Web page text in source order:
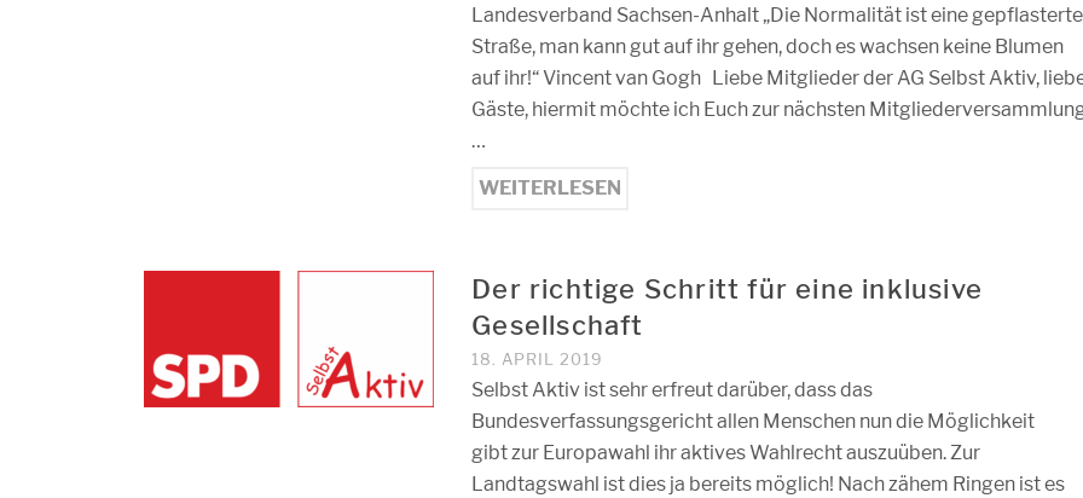
Landesverband Sachsen-Anhalt „Die Normalität ist eine gepflasterte
Straße, man kann gut auf ihr gehen, doch es wachsen keine Blumen
auf ihr!“ Vincent van Gogh Liebe Mitglieder der AG Selbst Aktiv,
Gäste, hiermit möchte ich Euch zur nächsten
…
WEITERLESEN
Der richtige Schritt für eine inklusive
Gesellschaft
18. APRIL 2019
Selbst Aktiv ist sehr erfreut darüber, dass das
Bundesverfassungsgericht allen Menschen nun die Möglichkeit
gibt zur Europawahl ihr aktives Wahlrecht auszuüben. Zur
Landtagswahl ist dies ja bereits möglich! Nach zähem Ringen ist es